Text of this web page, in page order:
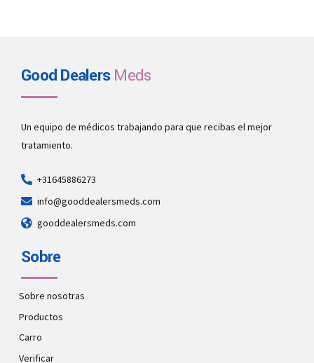
Good DealersMeds
Un equipo de médicos trabajando para que recibas el mejor
tratamiento.
+31645886273
info@gooddealersmeds.com
gooddealersmeds.com
Sobre
Sobre nosotras
Productos
Carro
Verificar